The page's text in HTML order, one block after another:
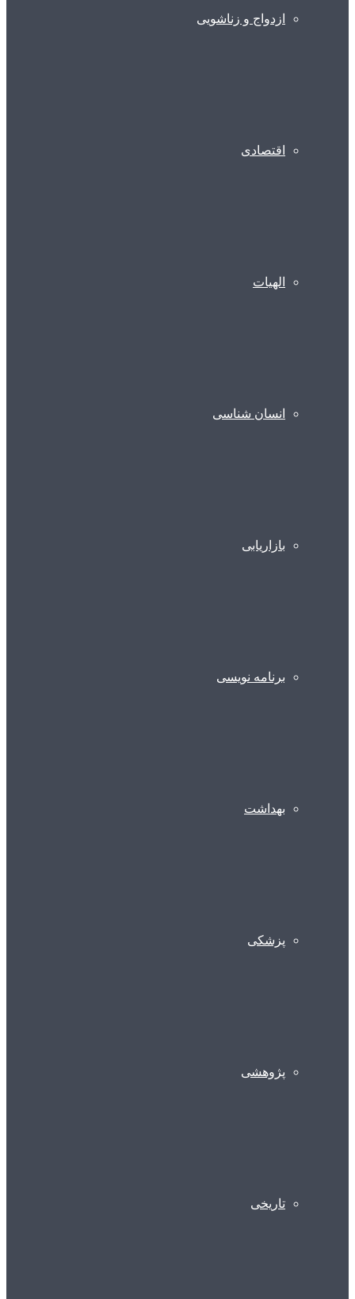
ازدواج و زناشویی
اقتصادی
الهیات
انسان شناسی
بازاریابی
برنامه نویسی
بهداشت
پزشکی
پژوهشی
تاریخی